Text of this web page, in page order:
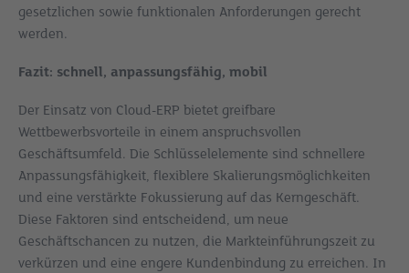
gesetzlichen sowie funktionalen Anforderungen gerecht
werden.
Fazit: schnell, anpassungsfähig, mobil
Der Einsatz von Cloud-ERP bietet greifbare
Wettbewerbsvorteile in einem anspruchsvollen
Geschäftsumfeld. Die Schlüsselelemente sind schnellere
Anpassungsfähigkeit, flexiblere Skalierungsmöglichkeiten
und eine verstärkte Fokussierung auf das Kerngeschäft.
Diese Faktoren sind entscheidend, um neue
Geschäftschancen zu nutzen, die Markteinführungszeit zu
verkürzen und eine engere Kundenbindung zu erreichen. In